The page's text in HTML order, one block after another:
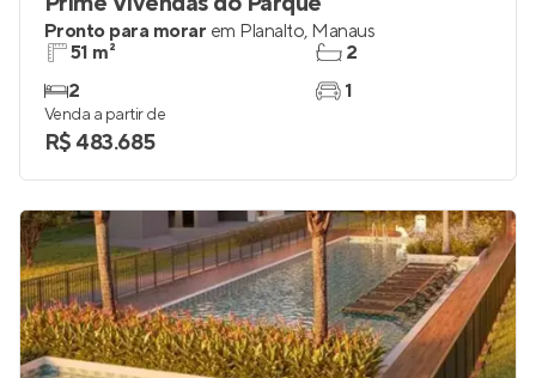
Pronto para morar em Planalto, Manaus
51 m²
2
2
1
Venda a partir de
R$ 483.685